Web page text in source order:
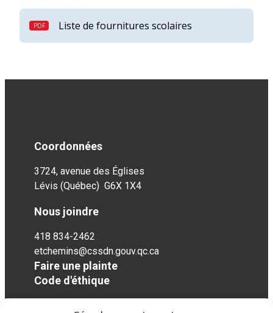
Liste de fournitures scolaires
Coordonnées
3724, avenue des Églises
Lévis (Québec) G6X 1X4
Nous joindre
418 834-2462
etchemins@cssdn.gouv.qc.ca
Faire une plainte
Code d'éthique